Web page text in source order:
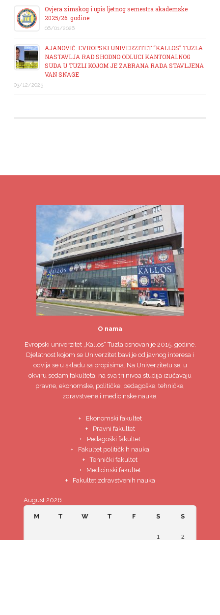
Ovjera zimskog i upis ljetnog semestra akademske
2025/26. godine
06/01/2026
AJANOVIĆ: EVROPSKI UNIVERZITET “KALLOS” TUZLA
NASTAVLJA RAD SHODNO ODLUCI KANTONALNOG
SUDA U TUZLI KOJOM JE ZABRANA RADA STAVLJENA
VAN SNAGE
03/12/2025
O nama
Evropski univerzitet„Kallos“ Tuzla osnovan je 2015. godine.
Djelatnost kojom se Univerzitet bavi je od javnog interesa i
odvija se u skladu sa propisima. Na Univerzitetu se, u
okviru sedam fakulteta, na sva tri nivoa studija izučavaju
pravne, ekonomske, političke, pedagoške, tehničke,
zdravstvene i medicinske nauke.
Ekonomski fakultet
Pravni fakultet
Pedagoški fakultet
Fakultet političkih nauka
Tehnički fakultet
Medicinski fakultet
Fakultet zdravstvenih nauka
August 2026
M T W T F S S
1 2